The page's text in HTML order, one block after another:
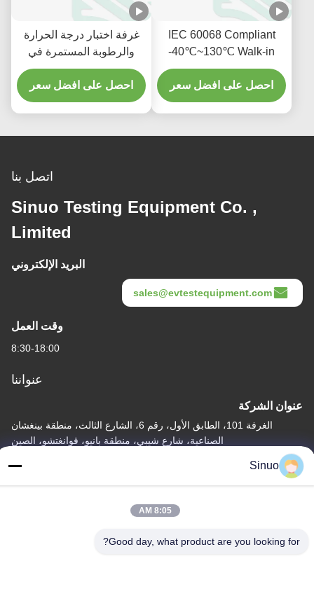
IEC 60068 Compliant
-40℃~130℃ Walk-in
Constant Temperature
And Humidity Test
Chamber
احصل على افضل سعر
غرفة اختبار درجة الحرارة
والرطوبة المستمرة في
الغرفة البيئية -40 درجة
مئوية
احصل على افضل سعر
اتصل بنا
Sinuo Testing Equipment Co. ,
Limited
البريد الإلكتروني
sales@evtestequipment.com
وقت العمل
8:30-18:00
عنواننا
عنوان الشركة
الغرفة 101، الطابق الأول، رقم 6، الشارع الثالث، منطقة بينغشان
الصناعية، شارع شيبي، منطقة بانيو، قوانغتشو، الصين
عنوان المصنع
الغرفة 101، الطابق الأول، رقم 6، الشارع الثالث، منطقة بينغشان
الصناعية، شارع شيبي، منطقة بانيو، قوانغتشو، الصين
Sinuo
8:05 AM
Good day, what product are you looking for?